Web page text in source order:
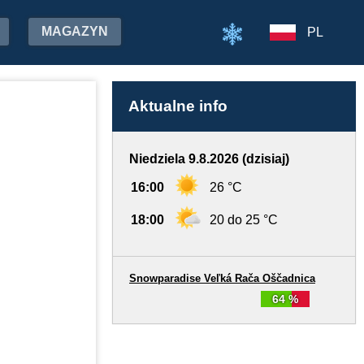
MAGAZYN PL
Aktualne info
Niedziela 9.8.2026 (dzisiaj)
16:00 26 °C
18:00 20 do 25 °C
64 %
Snowparadise Veľká Rača Oščadnica